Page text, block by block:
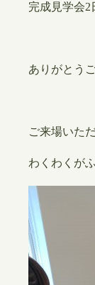
完成見学会
ありがとう
ご来場いた
わくわくが